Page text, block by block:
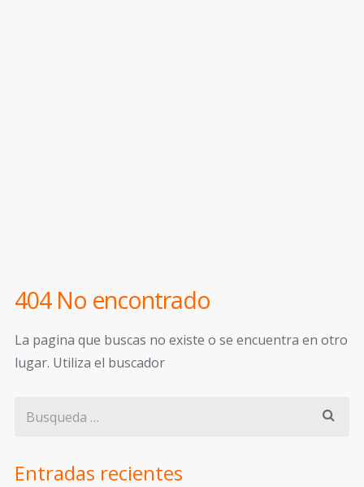
404 No encontrado
La pagina que buscas no existe o se encuentra en otro
lugar. Utiliza el buscador
Entradas recientes